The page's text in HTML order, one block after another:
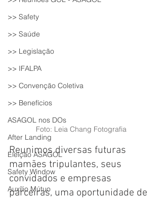
>> Safety
>> Saúde
>> Legislação
>> IFALPA
>> Convenção Coletiva
>> Benefícios
ASAGOL nos DOs
After Landing
Eleição ASAGOL
Safety Window
Auxílio Mútuo
Foto: Leia Chang Fotografia
Reunimos diversas futuras
mamães tripulantes, seus
convidados e empresas
parceiras, uma oportunidade de